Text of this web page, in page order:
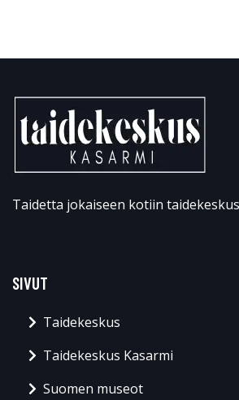
Taidetta jokaiseen kotiin
SIVUT
Taidekeskus
Taidekeskus Kasarmi
Suomen museot